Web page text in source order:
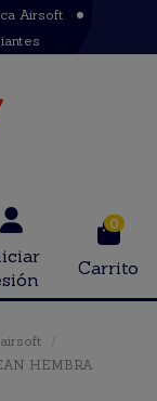
Airsoft
0
Carrito
HEMBRA